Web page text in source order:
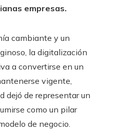
empresas.
cambiante y un
la digitalización
a convertirse en un
vigente,
dejó de representar un
como un pilar
de negocio.